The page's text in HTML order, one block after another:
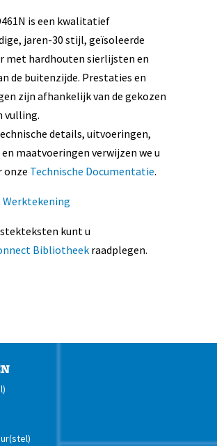
is een kwalitatief
jaren-30 stijl, geïsoleerde
met hardhouten sierlijsten en
de buitenzijde. Prestaties en
zijn afhankelijk van de gekozen
vulling.
details, uitvoeringen,
maatvoeringen verwijzen we u
onze Technische Documentatie.
Werktekening
kunt u
Bibliotheekraadplegen.